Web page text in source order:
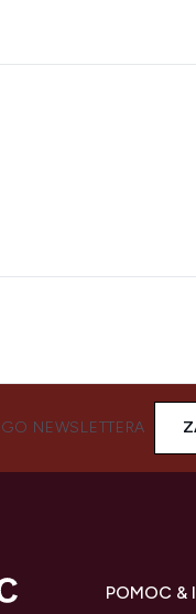
NEWSLETTERA
POMOC &